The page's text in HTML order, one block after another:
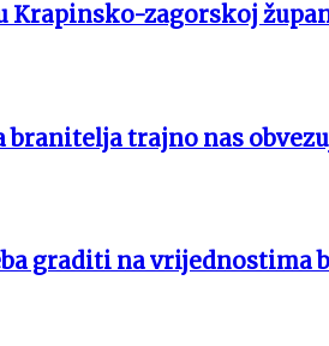
Krapinsko-zagorskoj
branitelja trajno nas
graditi na vrijednostima